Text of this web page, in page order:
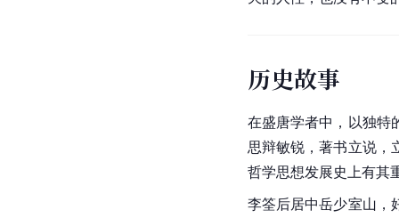
历史故事
在盛唐学者中，以独特
思辩敏锐，著书立说，
哲学思想发展史上有其
李筌后居中岳少室山，